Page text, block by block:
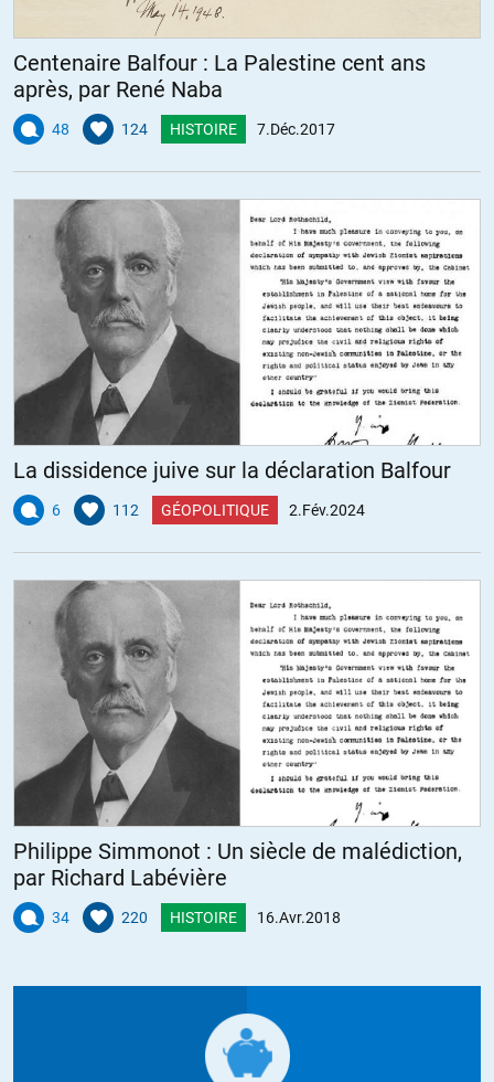
Centenaire Balfour : La Palestine cent ans
après, par René Naba
48 124 HISTOIRE 7.Déc.2017
La dissidence juive sur la déclaration Balfour
6 112 GÉOPOLITIQUE 2.Fév.2024
Philippe Simmonot : Un siècle de malédiction,
par Richard Labévière
34 220 HISTOIRE 16.Avr.2018